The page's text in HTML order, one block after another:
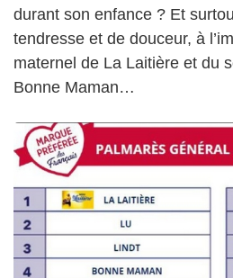
durant son enfance ? Et
tendresse et de douceur, à
maternel de La Laitière et du
Bonne Maman…